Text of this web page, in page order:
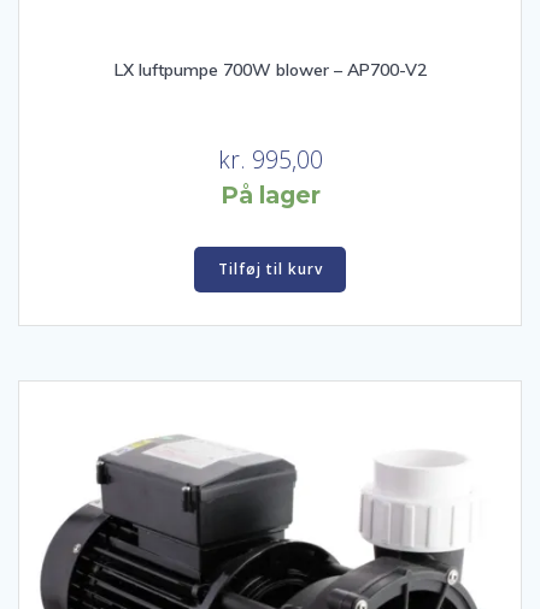
LX luftpumpe 700W blower – AP700-V2
kr. 995,00
På lager
Tilføj til kurv